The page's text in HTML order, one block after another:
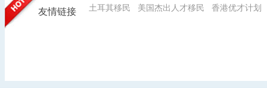
友情链接 土耳其移民 美国杰出人才移民 香港优才计划